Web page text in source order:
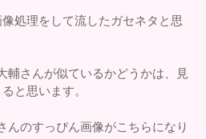
処理をして流したガセネタと思
輔さんが似ているかどうかは、見
と思います。
んのすっぴん画像がこちらになり